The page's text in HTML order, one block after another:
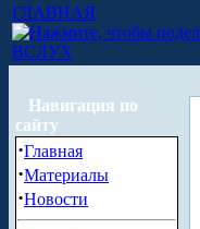
ГЛАВНАЯ
ВСЛУХ
Навигация по
сайту
·Главная
·Материалы
·Новости